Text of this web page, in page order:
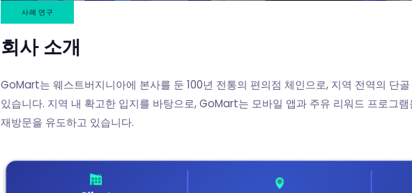
사례 연구
회사 소개
GoMart는 웨스트버지니아에 본사를 둔 100년 전통의 편의점 체인으로, 지역 전역의 단
있습니다. 지역 내 확고한 입지를 바탕으로, GoMart는 모바일 앱과 주유 리워드 프로그
재방문을 유도하고 있습니다.